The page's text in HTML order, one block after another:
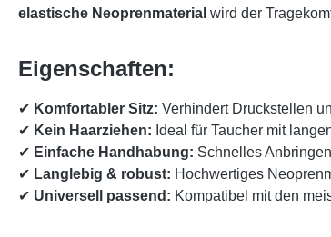
elastische Neoprenmaterial wird der
Eigenschaften:
✔ Komfortabler Sitz: Verhindert Druckstellen
✔ Kein Haarziehen: Ideal für Taucher mit
✔ Einfache Handhabung: Schnelles
✔ Langlebig & robust: Hochwertiges
✔ Universell passend: Kompatibel mit den